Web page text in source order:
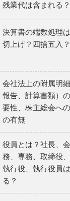
残業代は含まれる？
決算書の端数処理
切上げ？四捨五入？
会社法上の附属明
報告、計算書類）
要性、株主総会へ
の有無
役員とは？社長、
務、専務、取締役、
執行役、執行役員
る？